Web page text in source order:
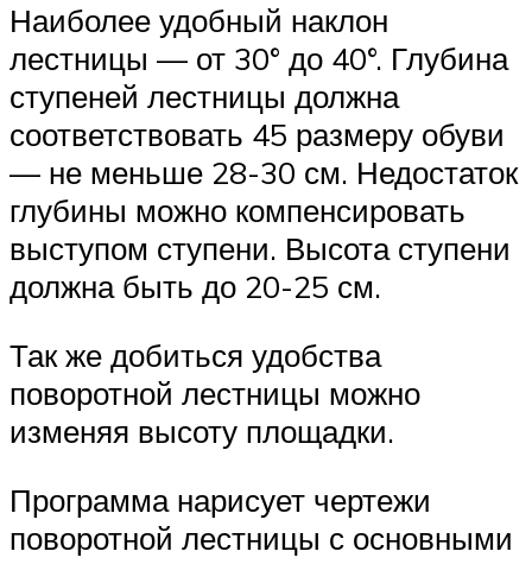
Наиболее удобный наклон
лестницы — от 30° до 40°. Глубина
ступеней лестницы должна
соответствовать 45 размеру обуви
— не меньше 28-30 см. Недостаток
глубины можно компенсировать
выступом ступени. Высота ступени
должна быть до 20-25 см.
Так же добиться удобства
поворотной лестницы можно
изменяя высоту площадки.
Программа нарисует чертежи
поворотной лестницы с основными